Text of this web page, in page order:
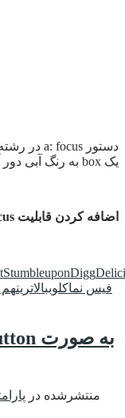
یک box به رنگ آبی دور آن نمایش داده شود.
اضافه کردن قابلیت Focus به object های درون سایت
StumbleuponDigg
فیس نماکلوببالاترینهم
منتشرشده در